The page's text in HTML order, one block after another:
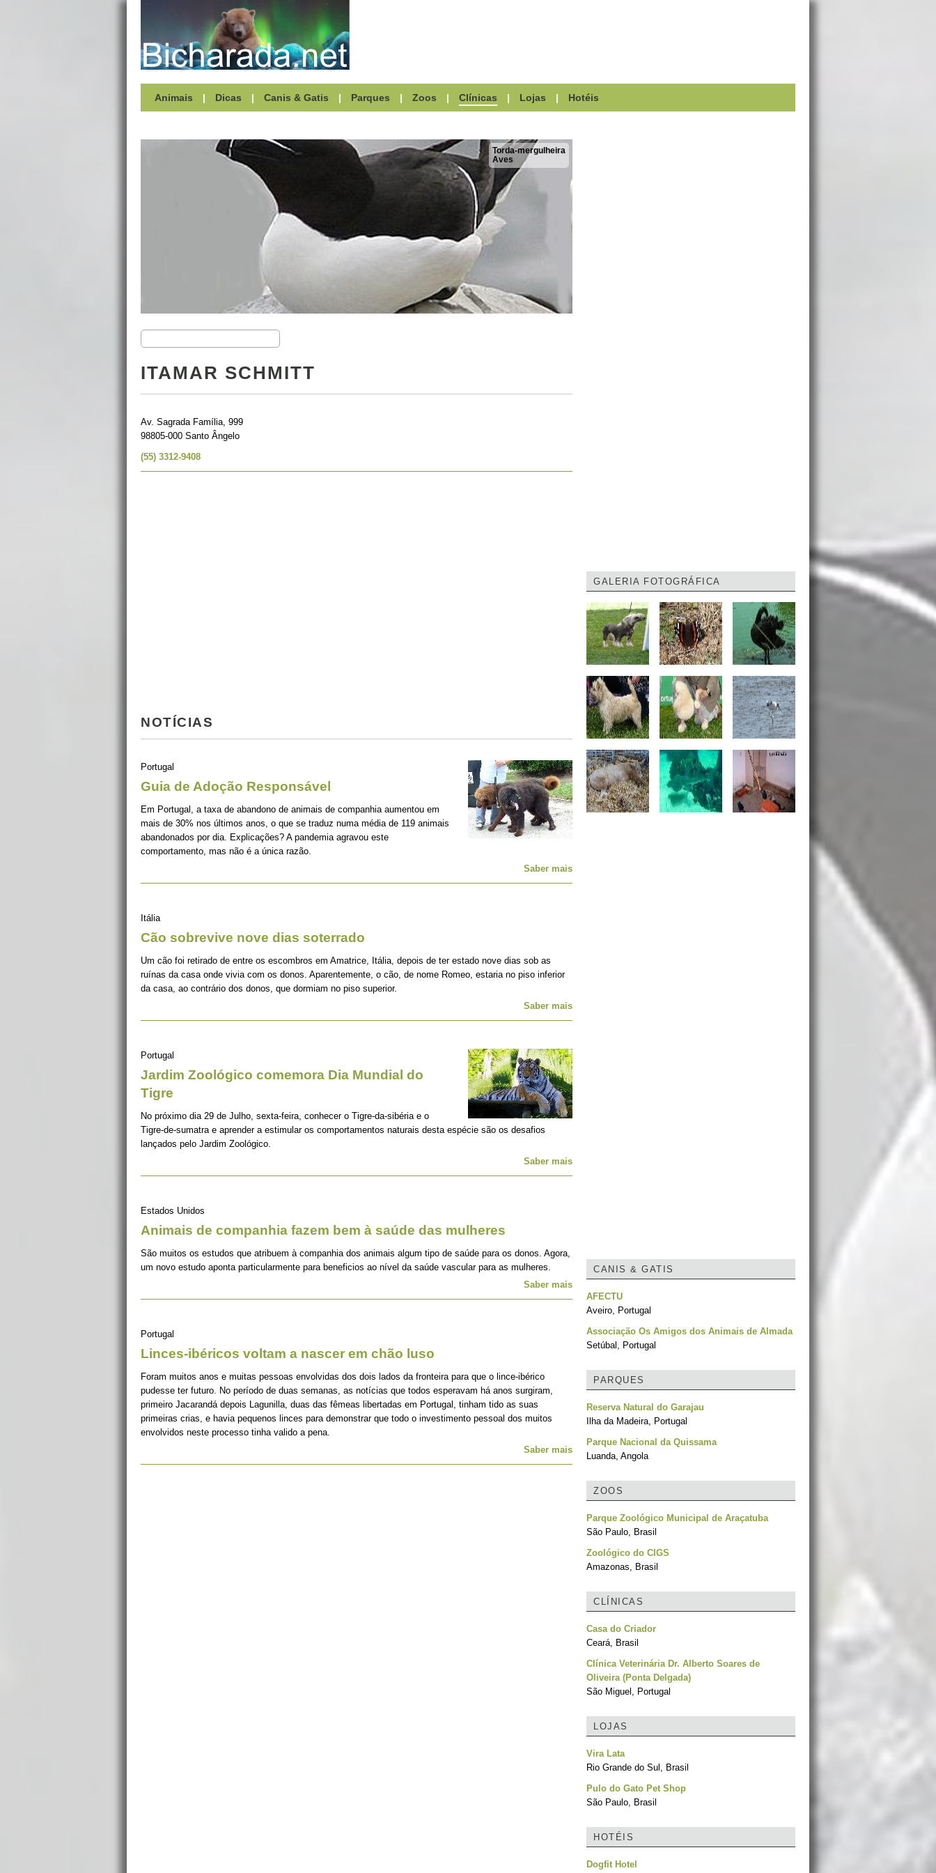
Animais | Dicas | Canis & Gatis | Parques | Zoos | Clínicas | Lojas | Hotéis
Torda-mergulheira
Aves
ITAMAR SCHMITT
Av. Sagrada Família, 999
98805-000 Santo Ângelo
(55) 3312-9408
NOTÍCIAS
Portugal
Guia de Adoção Responsável
Em Portugal, a taxa de abandono de animais de companhia aumentou em
mais de 30% nos últimos anos, o que se traduz numa média de 119 animais
abandonados por dia. Explicações? A pandemia agravou este
comportamento, mas não é a única razão.
Saber mais
Itália
Cão sobrevive nove dias soterrado
Um cão foi retirado de entre os escombros em Amatrice, Itália, depois de ter estado nove dias sob as
ruínas da casa onde vivia com os donos. Aparentemente, o cão, de nome Romeo, estaria no piso inferior
da casa, ao contrário dos donos, que dormiam no piso superior.
Saber mais
Portugal
Jardim Zoológico comemora Dia Mundial do
Tigre
No próximo dia 29 de Julho, sexta-feira, conhecer o Tigre-da-sibéria e o
Tigre-de-sumatra e aprender a estimular os comportamentos naturais desta espécie são os desafios
lançados pelo Jardim Zoológico.
Saber mais
Estados Unidos
Animais de companhia fazem bem à saúde das mulheres
São muitos os estudos que atribuem à companhia dos animais algum tipo de saúde para os donos. Agora,
um novo estudo aponta particularmente para beneficios ao nível da saúde vascular para as mulheres.
Saber mais
Portugal
Linces-ibéricos voltam a nascer em chão luso
Foram muitos anos e muitas pessoas envolvidas dos dois lados da fronteira para que o lince-ibérico
pudesse ter futuro. No período de duas semanas, as notícias que todos esperavam há anos surgiram,
primeiro Jacarandá depois Lagunilla, duas das fêmeas libertadas em Portugal, tinham tido as suas
primeiras crias, e havia pequenos linces para demonstrar que todo o investimento pessoal dos muitos
envolvidos neste processo tinha valido a pena.
Saber mais
GALERIA FOTOGRÁFICA
CANIS & GATIS
AFECTU
Aveiro, Portugal
Associação Os Amigos dos Animais de Almada
Setúbal, Portugal
PARQUES
Reserva Natural do Garajau
Ilha da Madeira, Portugal
Parque Nacional da Quissama
Luanda, Angola
ZOOS
Parque Zoológico Municipal de Araçatuba
São Paulo, Brasil
Zoológico do CIGS
Amazonas, Brasil
CLÍNICAS
Casa do Criador
Ceará, Brasil
Clínica Veterinária Dr. Alberto Soares de
Oliveira (Ponta Delgada)
São Miguel, Portugal
LOJAS
Vira Lata
Rio Grande do Sul, Brasil
Pulo do Gato Pet Shop
São Paulo, Brasil
HOTÉIS
Dogfit Hotel